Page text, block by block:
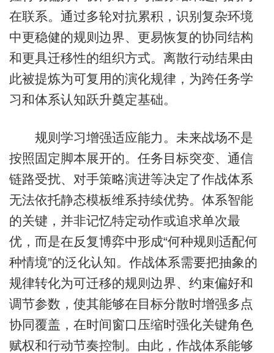
在联系。通过多轮对抗累积，识别复杂环境
中更稳健的规则边界、更易恢复的协同结构
和更具迁移性的组织方式。离散行动结果由
此被提炼为可复用的演化规律，为跨任务学
习和体系认知跃升奠定基础。
规则学习增强适应能力。未来战场不是
按照固定脚本展开的。任务目标突变、通信
链路受扰、对手策略演进等决定了作战体系
无法依托静态模板维系持续优势。体系智能
的关键，并非记忆特定动作或追求单次最
优，而是在反复博弈中形成“何种规则适配何
种情境”的泛化认知。作战体系需要把抽象的
规律转化为可迁移的规则边界、约束偏好和
调节参数，使其能够在目标分散时增强多点
协同覆盖，在时间窗口压缩时强化关键角色
赋权和行动节奏控制。由此，作战体系能够